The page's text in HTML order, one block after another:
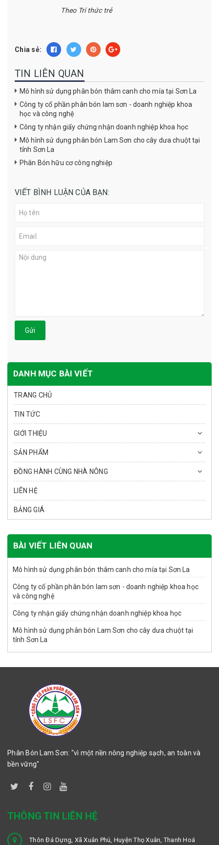
Theo Trí thức trẻ
Chia sẻ:
TIN LIÊN QUAN
Mô hình sử dụng phân bón thâm canh cho mía tại Sơn La
Công ty cổ phần phân bón lam sơn - doanh nghiệp khoa
học và công nghệ
Công ty nhận giấy chứng nhận doanh nghiệp khoa học
Mô hình sử dụng phân bón Lam Sơn cho cây dưa chuột tại
tỉnh Sơn La
Phân Bón hữu cơ công nghiệp
VIẾT BÌNH LUẬN CỦA BẠN:
Gửi
DANH MỤC BÀI VIẾT
TRANG CHỦ
TIN TỨC
GIỚI THIỆU
SẢN PHẨM
ĐỒNG HÀNH CÙNG NHÀ NÔNG
LIÊN HỆ
BẢNG GIÁ
BÀI VIẾT LIÊN QUAN
Mô hình sử dụng phân bón thâm canh cho mía tại Sơn La
Công ty cổ phần phân bón lam sơn - doanh nghiệp khoa học
và công nghệ
Công ty nhận giấy chứng nhận doanh nghiệp khoa học
Mô hình sử dụng phân bón Lam Sơn cho cây dưa chuột tại
tỉnh Sơn La
Phân Bón Lam Sơn: "vì một nền nông nghiệp sạch, an toàn và
bền vững"
THÔNG TIN LIÊN HỆ
Thôn Đá Dựng, Xã Xuân Phú, Huyện Thọ Xuân, Thanh Hoá